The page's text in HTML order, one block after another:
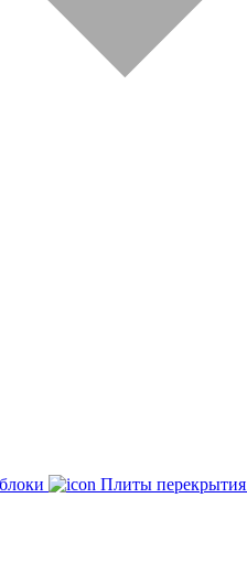
Плиты перекрытия